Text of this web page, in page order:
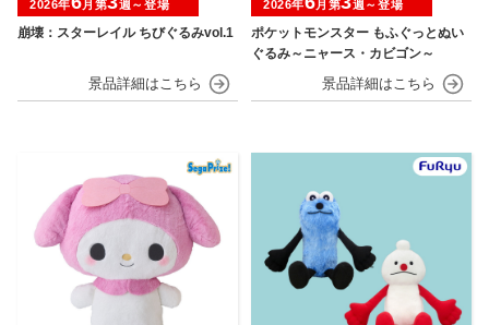
崩壊：スターレイル ちびぐるみvol.1
2026年 月第 週～登場
ポケットモンスター もふぐっとぬい
ぐるみ～ニャース・カビゴン～
2026年 月第 週～登場